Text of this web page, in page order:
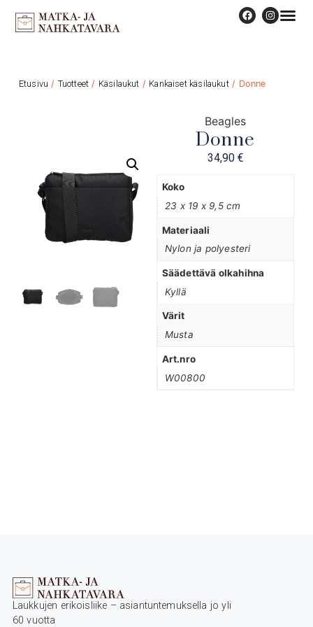
Etusivu / Tuotteet / Käsilaukut / Kankaiset käsilaukut/ Donne
Beagles
Donne
34,90 €
Koko
23 x 19 x 9,5 cm
Materiaali
Nylon ja polyesteri
Säädettävä olkahihna
Kyllä
Värit
Musta
Art.nro
W00800
Laukkujen erikoisliike – asiantuntemuksella jo yli
60 vuotta